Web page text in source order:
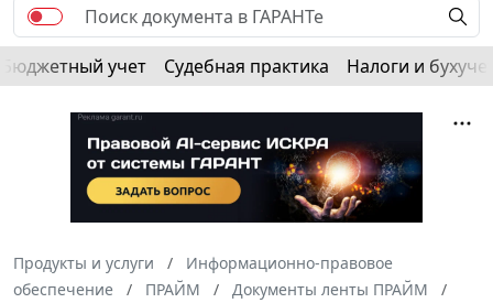
Бюджетный учет Судебная практика Налоги и
Продукты и услуги
Информационно-правовое
обеспечение
ПРАЙМ
Документы ленты ПРАЙМ